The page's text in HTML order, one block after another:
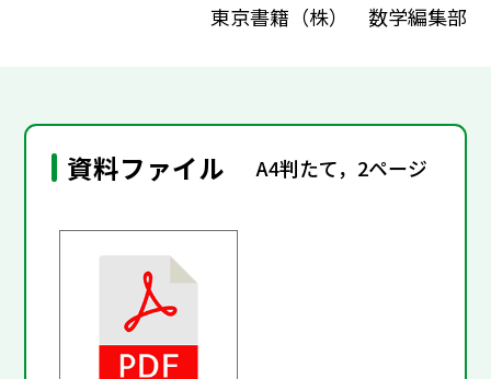
東京書籍（株） 数学編集部
資料ファイル A4判たて，2ページ